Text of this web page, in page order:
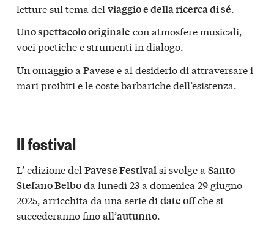
letture sul tema del viaggio e della ricerca di sé.
Uno spettacolo originale con atmosfere musicali,
voci poetiche e strumenti in dialogo.
Un omaggioa Pavese e al desiderio di attraversare i
mari proibiti e le coste barbariche dell’esistenza.
Il festival
L’ edizione del Pavese Festival si svolge a Santo
Stefano Belboda lunedì 23 a domenica 29 giugno
2025, arricchita da una serie di date offche si
succederanno fino all’autunno